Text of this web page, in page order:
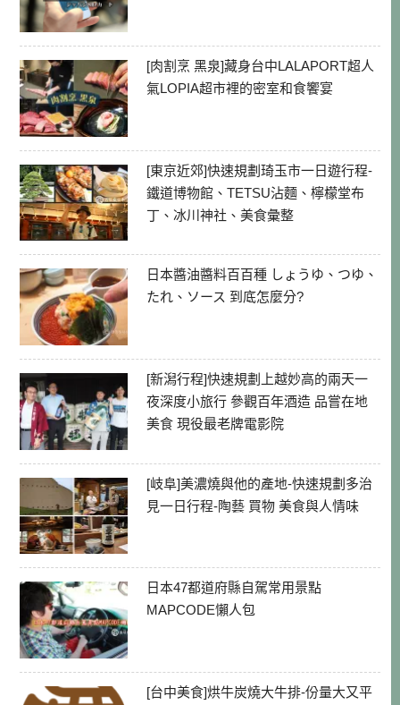
[肉割烹 黑泉]藏身台中LALAPORT超人
氣LOPIA超市裡的密室和食饗宴
[東京近郊]快速規劃琦玉市一日遊行程-
鐵道博物館、TETSU沾麵、檸檬堂布
丁、冰川神社、美食彙整
日本醬油醬料百百種 しょうゆ、つゆ、
たれ、ソース 到底怎麼分?
[新潟行程]快速規劃上越妙高的兩天一
夜深度小旅行 參觀百年酒造 品嘗在地
美食 現役最老牌電影院
[岐阜]美濃燒與他的產地-快速規劃多治
見一日行程-陶藝 買物 美食與人情味
日本47都道府縣自駕常用景點
MAPCODE懶人包
[台中美食]烘牛炭燒大牛排-份量大又平